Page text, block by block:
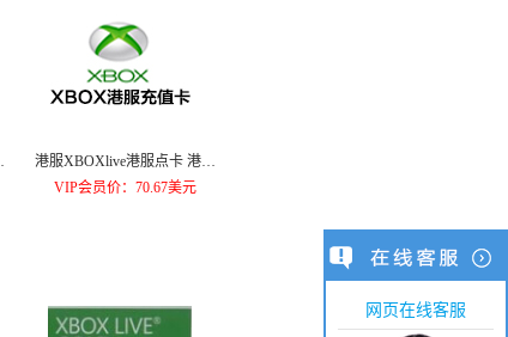
港服XBOXlive港服点卡 港服
HK$450HKD港币
VIP会员价：70.67美元
网页在线客服